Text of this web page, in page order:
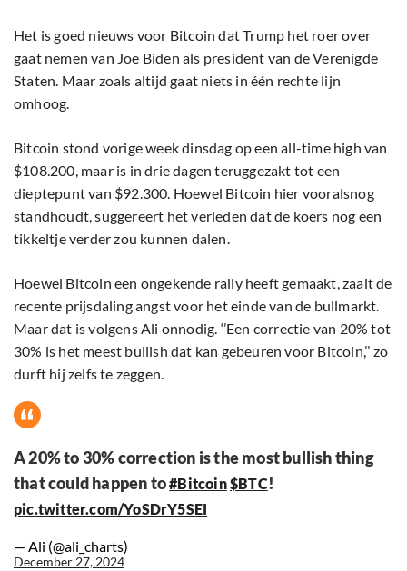
Het is goed nieuws voor Bitcoin dat Trump het roer over
gaat nemen van Joe Biden als president van de Verenigde
Staten. Maar zoals altijd gaat niets in één rechte lijn
omhoog.
Bitcoin stond vorige week dinsdag op een all-time high van
$108.200, maar is in drie dagen teruggezakt tot een
dieptepunt van $92.300. Hoewel Bitcoin hier vooralsnog
standhoudt, suggereert het verleden dat de koers nog een
tikkeltje verder zou kunnen dalen.
Hoewel Bitcoin een ongekende rally heeft gemaakt, zaait de
recente prijsdaling angst voor het einde van de bullmarkt.
Maar dat is volgens Ali onnodig. ‘’Een correctie van 20% tot
30% is het meest bullish dat kan gebeuren voor Bitcoin,’’ zo
durft hij zelfs te zeggen.
A 20% to 30% correction is the most bullish thing
that could happen to#Bitcoin$BTC!
pic.twitter.com/YoSDrY5SEI
— Ali (@ali_charts)
December 27, 2024